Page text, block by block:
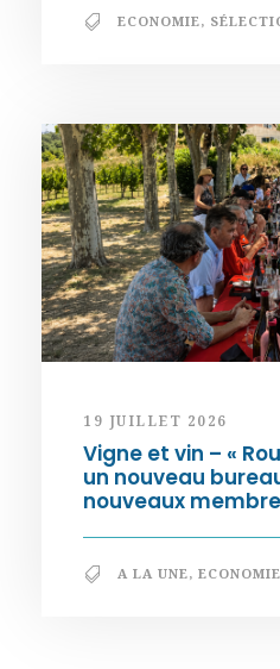
ECONOMIE,
19 JUILLET 2026
Vigne et vin – «
un nouveau
nouveaux
A LA UNE, ECONOMIE